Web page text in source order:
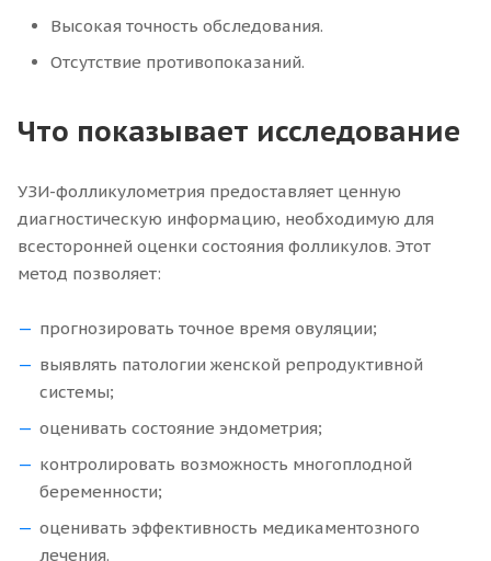
Высокая точность обследования.
Отсутствие противопоказаний.
Что показывает исследование
УЗИ-фолликулометрия предоставляет ценную
диагностическую информацию, необходимую для
всесторонней оценки состояния фолликулов. Этот
метод позволяет:
прогнозировать точное время овуляции;
выявлять патологии женской репродуктивной
системы;
оценивать состояние эндометрия;
контролировать возможность многоплодной
беременности;
оценивать эффективность медикаментозного
лечения.